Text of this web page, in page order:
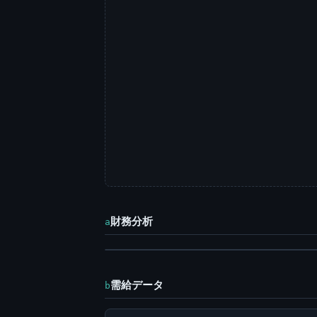
a財務分析
b需給データ